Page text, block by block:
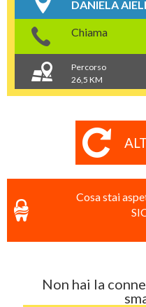
DANIELA
Chiama
Percorso
26,5 KM
Cosa stai
Non hai la